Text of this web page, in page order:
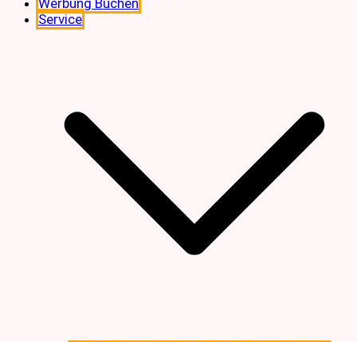
Werbung Buchen
Service